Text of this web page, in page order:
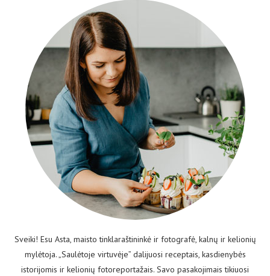
Sveiki! Esu Asta, maisto tinklaraštininkė ir fotografė, kalnų ir kelionių
mylėtoja. „Saulėtoje virtuvėje” dalijuosi receptais, kasdienybės
istorijomis ir kelionių fotoreportažais. Savo pasakojimais tikiuosi